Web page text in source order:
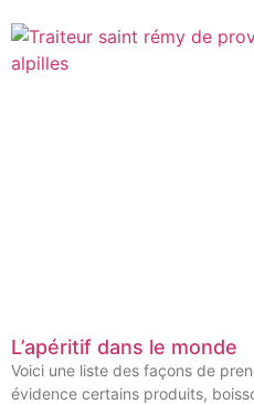
L’apéritif dans le monde
Voici une liste des façons de
évidence certains produits,